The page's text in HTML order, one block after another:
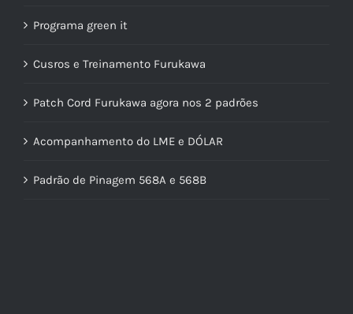
Programa green it
Cusros e Treinamento Furukawa
Patch Cord Furukawa agora nos 2 padrões
Acompanhamento do LME e DÓLAR
Padrão de Pinagem 568A e 568B